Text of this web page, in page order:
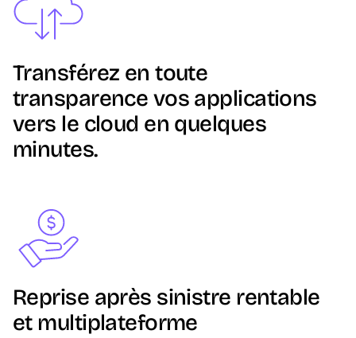
Transférez en toute
transparence vos applications
vers le cloud en quelques
minutes.
Image
Reprise après sinistre rentable
et multiplateforme